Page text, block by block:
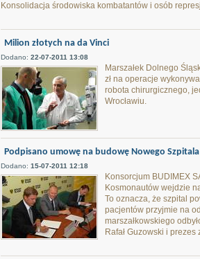
Konsolidacja środowiska kombatantów i osób
Milion złotych na da Vinci
Dodano: 22-07-2011 13:08
Marszałek Dolnego
zł na operacje
robota chirurgicznego,
Wrocławiu.
Podpisano umowę na budowę Nowego
Dodano: 15-07-2011 12:18
Konsorcjum BUDIMEX
Kosmonautów wejdzie
To oznacza, że szpital
pacjentów przyjmie na
marszałkowskiego
Rafał Guzowski i